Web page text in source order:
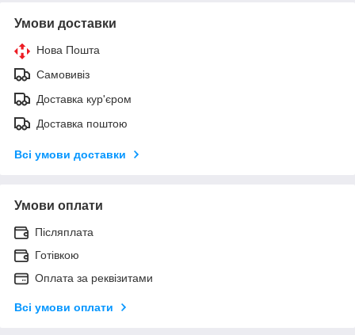
Умови доставки
Нова Пошта
Самовивіз
Доставка кур'єром
Доставка поштою
Всі умови доставки
Умови оплати
Післяплата
Готівкою
Оплата за реквізитами
Всі умови оплати